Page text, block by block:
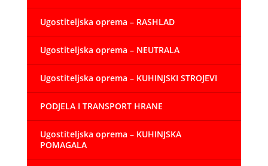
Ugostiteljska oprema – RASHLAD
Ugostiteljska oprema – NEUTRALA
Ugostiteljska oprema – KUHINJSKI STROJEVI
PODJELA I TRANSPORT HRANE
Ugostiteljska oprema – KUHINJSKA
POMAGALA